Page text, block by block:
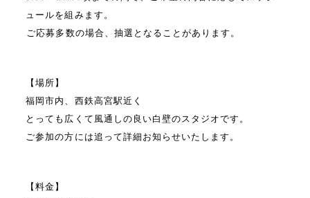
ュールを組みます。
⁡ご応募多数の場合、抽選となることがあります。
【場所】
福岡市内、西鉄高宮駅近く
とっても広くて風通しの良い白壁のスタジオです。
ご参加の方には追って詳細お知らせいたします。
【料金】